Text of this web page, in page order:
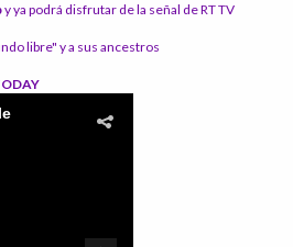
y ya podrá disfrutar de la señal de RT TV
libre" y a sus ancestros